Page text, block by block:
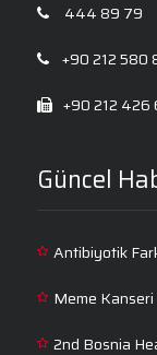
444 89 79
+90 212 580
+90 212 426
Güncel
Antibiyotik
Meme Kanseri
2nd Bosnia